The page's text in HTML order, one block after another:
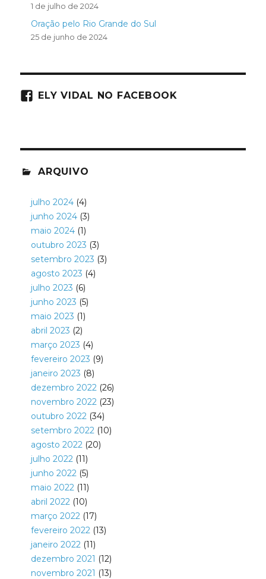
1 de julho de 2024
Oração pelo Rio Grande do Sul
25 de junho de 2024
ELY VIDAL NO FACEBOOK
ARQUIVO
julho 2024(4)
junho 2024(3)
maio 2024(1)
outubro 2023 (3)
setembro 2023 (3)
agosto 2023 (4)
julho 2023 (6)
junho 2023 (5)
maio 2023 (1)
abril 2023 (2)
março 2023 (4)
fevereiro 2023 (9)
janeiro 2023 (8)
dezembro 2022(26)
novembro 2022(23)
outubro 2022(34)
setembro 2022(10)
agosto 2022(20)
julho 2022(11)
junho 2022(5)
maio 2022(11)
abril 2022(10)
março 2022(17)
fevereiro 2022(13)
janeiro 2022(11)
dezembro 2021 (12)
novembro 2021 (13)